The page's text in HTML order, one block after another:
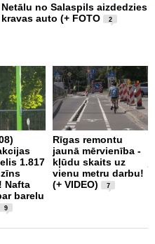
Netālu no Salaspils aizdedzies
kravas auto (+ FOTO
2
1.817
Nafta
barelu
9
Rīgas remontu
jaunā mērvienība -
kļūdu skaits uz
vienu metru darbu!
(+ VIDEO)
7